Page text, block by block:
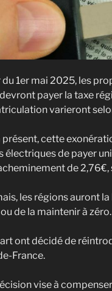
1er mai 2025, les
payer la taxe
varieront
présent, cette
électriques de payer
de
les régions auront
de la maintenir à zéro.
ont décidé de
France.
vise à